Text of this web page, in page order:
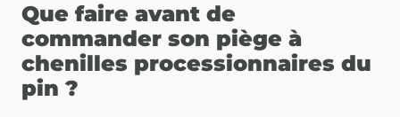
Que faire avant de
commander son piège à
chenilles processionnaires du
pin ?